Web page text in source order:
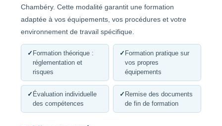
Chambéry. Cette modalité garantit une formation
adaptée à vos équipements, vos procédures et votre
environnement de travail spécifique.
✓ Formation théorique :
réglementation et
risques
✓ Formation pratique sur
vos propres
équipements
✓ Évaluation individuelle
des compétences
✓ Remise des documents
de fin de formation